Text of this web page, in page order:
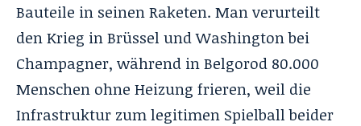
Bauteile in seinen Raketen. Man verurteilt
den Krieg in Brüssel und Washington bei
Champagner, während in Belgorod 80.000
Menschen ohne Heizung frieren, weil die
Infrastruktur zum legitimen Spielball beider